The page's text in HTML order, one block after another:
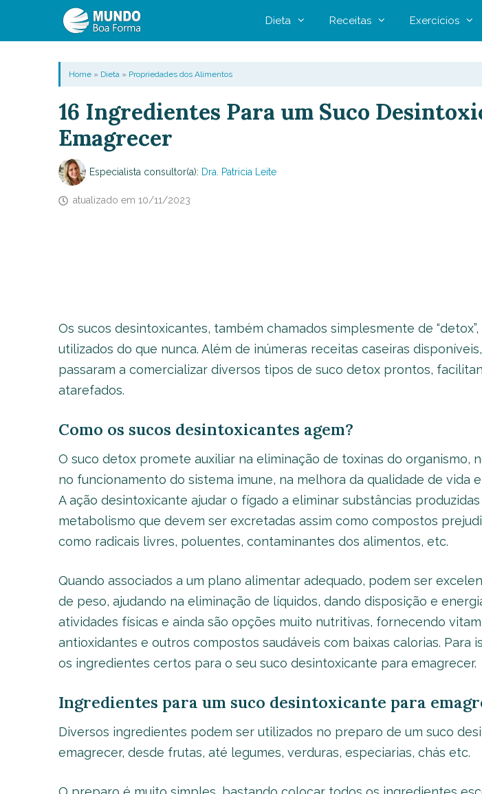
Dieta Receitas Exercícios
Home» Dieta» Propriedades dos Alimentos
16 Ingredientes Para um Suco
Emagrecer
Especialista consultor(a): Dra. Patricia Leite
atualizado em 10/11/2023
Os sucos desintoxicantes, também chamados simplesmente de
utilizados do que nunca. Além de inúmeras receitas caseiras
passaram a comercializar diversos tipos de suco detox prontos,
atarefados.
Como os sucos desintoxicantes agem?
O suco detox promete auxiliar na eliminação de toxinas do organismo,
no funcionamento do sistema imune, na melhora da qualidade de vida
A ação desintoxicante ajudar o fígado a eliminar substâncias
metabolismo que devem ser excretadas assim como compostos
como radicais livres, poluentes, contaminantes dos alimentos, etc.
Quando associados a um plano alimentar adequado, podem ser
de peso, ajudando na eliminação de líquidos, dando disposição e
atividades físicas e ainda são opções muito nutritivas, fornecendo
antioxidantes e outros compostos saudáveis com baixas calorias. Para
os ingredientes certos para o seu suco desintoxicante para emagrecer.
Ingredientes para um suco desintoxicante para
Diversos ingredientes podem ser utilizados no preparo de um suco
emagrecer, desde frutas, até legumes, verduras, especiarias, chás etc.